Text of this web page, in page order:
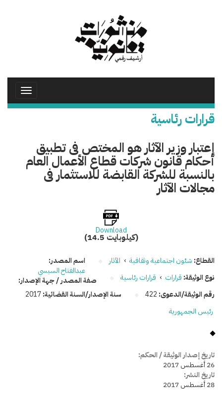
Toggle
قرارات رئاسية
إعتبار وزير الآثار هو المختص فى تطبيق
أحكام قانون شركات قطاع الأعمال العام
بالنسبة للشركة القابضة للاستثمار فى
مجالات الآثار
Download
(14.5 كيلوبايت)
القطاع: شئون اجتماعية وثقافية › الآثار
نوع الوثيقة: قرارات › قرارات رئاسية
رقم الوثيقة/الدعوى: 422 سنة الإصدار/السنة القضائية:2017
اسم المصدر:
عبدالفتاح السيسي
صفة المصدر / جهة الإصدار:
رئيس الجمهورية
تاريخ إصدار الوثيقة / الحكم:
26 أغسطس 2017
تاريخ النشر:
28 أغسطس 2017